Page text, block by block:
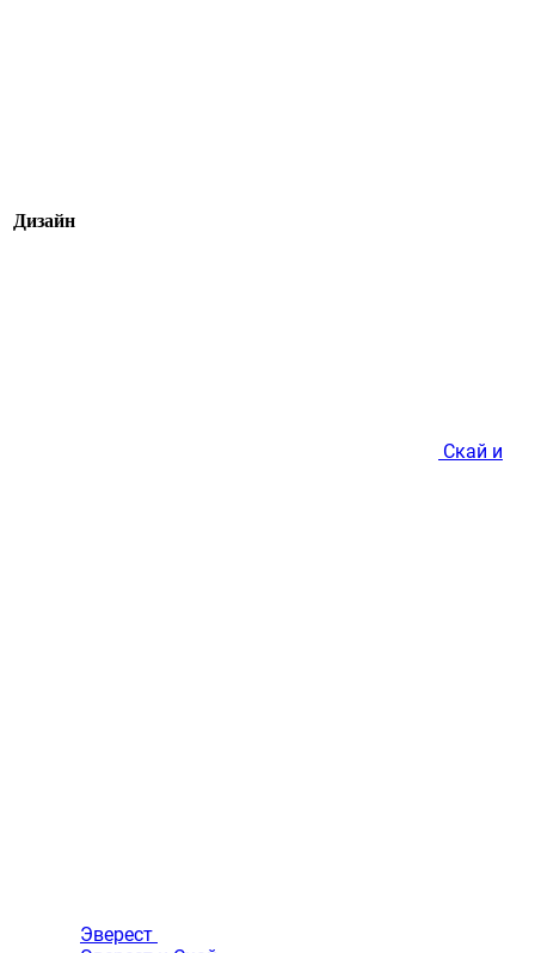
Дизайн
Скай и
Эверест